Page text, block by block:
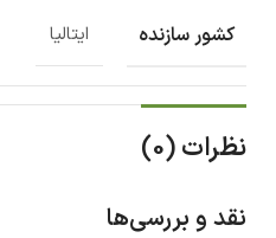
کشور سازنده ایتالیا
نظرات (0)
نقد و بررسی‌ها